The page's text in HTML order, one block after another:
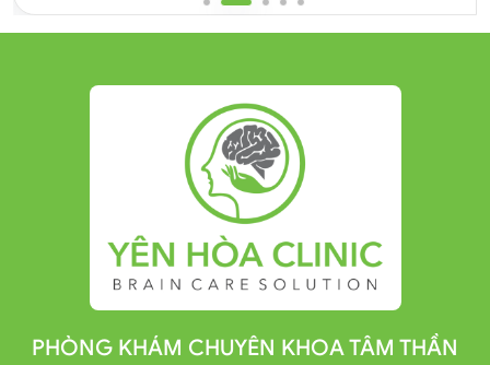
PHÒNG KHÁM CHUYÊN KHOA TÂM THẦN